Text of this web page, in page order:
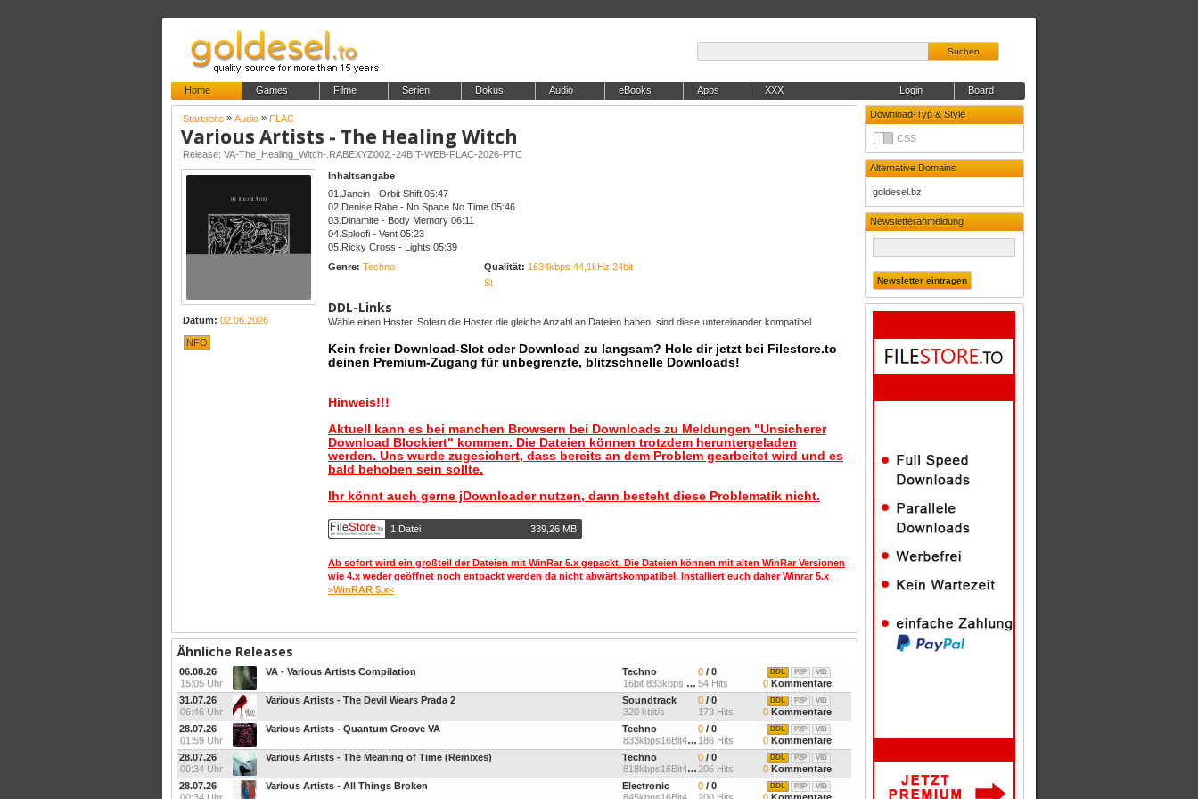
Suchen
Home Games Filme Serien Dokus Audio eBooks Apps XXX Board
Login
Download-Typ & Style
CSS
Alternative Domains
goldesel.bz
Newsletteranmeldung
Startseite » Audio » FLAC
Various Artists - The Healing Witch
Release: VA-The_Healing_Witch-.RABEXYZ002.-24BIT-WEB-FLAC-2026-PTC
Datum: 02.06.2026
NFO
Inhaltsangabe
01.Janein - Orbit Shift 05:47
02.Denise Rabe - No Space No Time 05:46
03.Dinamite - Body Memory 06:11
04.Sploofi - Vent 05:23
05.Ricky Cross - Lights 05:39
Genre: Techno Qualität: 1634kbps 44,1kHz 24bit
St
DDL-Links
Wähle einen Hoster. Sofern die Hoster die gleiche Anzahl an Dateien haben, sind diese untereinander kompatibel.
Kein freier Download-Slot oder Download zu langsam? Hole dir jetzt bei Filestore.to
deinen Premium-Zugang für unbegrenzte, blitzschnelle Downloads!
Hinweis!!!
Aktuell kann es bei manchen Browsern bei Downloads zu Meldungen "Unsicherer
Download Blockiert" kommen. Die Dateien können trotzdem heruntergeladen
werden. Uns wurde zugesichert, dass bereits an dem Problem gearbeitet wird und es
bald behoben sein sollte.
Ihr könnt auch gerne jDownloader nutzen, dann besteht diese Problematik nicht.
1 Datei 339,26 MB
Ab sofort wird ein großteil der Dateien mit WinRar 5.x gepackt. Die Dateien können mit alten WinRar Versionen
wie 4.x weder geöffnet noch entpackt werden da nicht abwärtskompatibel. Installiert euch daher Winrar 5.x
>WinRAR 5.x<
Ähnliche Releases
06.08.26
15:05 Uhr
VA - Various Artists Compilation
Techno
16bit 833kbps 44,1Khz Ste
0 / 0
54 Hits
VID
P2P
DDL
0 Kommentare
31.07.26
06:46 Uhr
Various Artists - The Devil Wears Prada 2
Soundtrack
320 kbit/s
0 / 0
173 Hits
VID
P2P
DDL
0 Kommentare
28.07.26
01:59 Uhr
Various Artists - Quantum Groove VA
Techno
833kbps16Bit44,1kHz
0 / 0
186 Hits
VID
P2P
DDL
0 Kommentare
28.07.26
00:34 Uhr
Various Artists - The Meaning of Time (Remixes)
Techno
818kbps16Bit44,1kHz
0 / 0
205 Hits
VID
P2P
DDL
0 Kommentare
28.07.26
Various Artists - All Things Broken
Electronic
0 / 0
VID
P2P
DDL